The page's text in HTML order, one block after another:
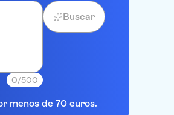
0/500
Buscar
menos de 70 euros.